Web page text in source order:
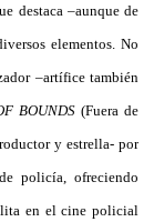
destaca –aunque de
elementos. No
–artífice también
BOUNDS(Fuera de
y estrella- por
policía, ofreciendo
en el cine policial